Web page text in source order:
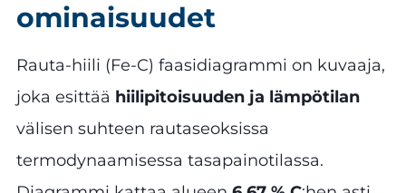
ominaisuudet
Rauta-hiili (Fe-C) faasidiagrammi on kuvaaja,
joka esittää hiilipitoisuuden ja lämpötilan
välisen suhteen rautaseoksissa
termodynaamisessa tasapainotilassa.